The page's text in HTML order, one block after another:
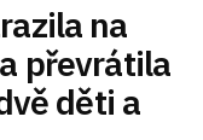
na
převrátila
děti a